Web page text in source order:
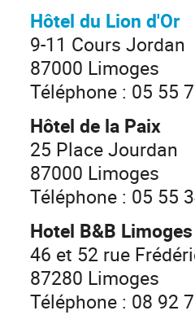
Hôtel du Lion d'Or
9-11 Cours Jordan
87000 Limoges
Téléphone : 05 55
Hôtel de la Paix
25 Place Jourdan
87000 Limoges
Téléphone : 05 55
Hotel B&B Limoges
46 et 52 rue
87280 Limoges
Téléphone : 08 92